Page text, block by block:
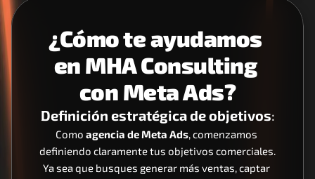
¿Cómo te ayudamos
en MHA Consulting
con Meta Ads?
Definición estratégica de objetivos:
Como agencia de Meta Ads, comenzamos
definiendo claramente tus objetivos comerciales.
Ya sea que busques generar más ventas, captar